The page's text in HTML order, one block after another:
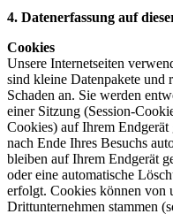
4. Datenerfassung auf
Cookies
Unsere Internetseiten
sind kleine Datenpakete und
Schaden an. Sie werden
einer Sitzung (Session-
Cookies) auf Ihrem Endgerät
nach Ende Ihres Besuchs
bleiben auf Ihrem Endgerät
oder eine automatische
erfolgt. Cookies können von
Drittunternehmen stammen